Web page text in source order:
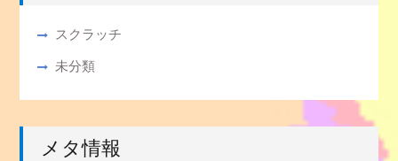
スクラッチ
未分類
メタ情報